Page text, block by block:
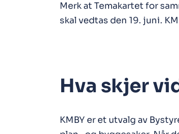
Merk at Temakartet for
skal vedtas den 19. juni.
Hva skjer
KMBY er et utvalg av